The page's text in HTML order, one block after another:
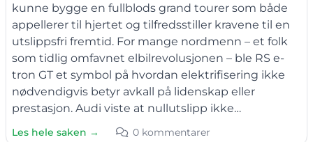
kunne bygge en fullblods grand tourer som både
appellerer til hjertet og tilfredsstiller kravene til en
utslippsfri fremtid. For mange nordmenn – et folk
som tidlig omfavnet elbilrevolusjonen – ble RS e-
tron GT et symbol på hvordan elektrifisering ikke
nødvendigvis betyr avkall på lidenskap eller
prestasjon. Audi viste at nullutslipp ikke…
Les hele saken → 0 kommentarer